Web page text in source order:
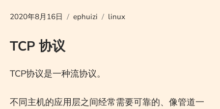
2020年8月16日 ephuizi linux
TCP 协议
TCP协议是一种流协议。
不同主机的应用层之间经常需要可靠的、像管道一